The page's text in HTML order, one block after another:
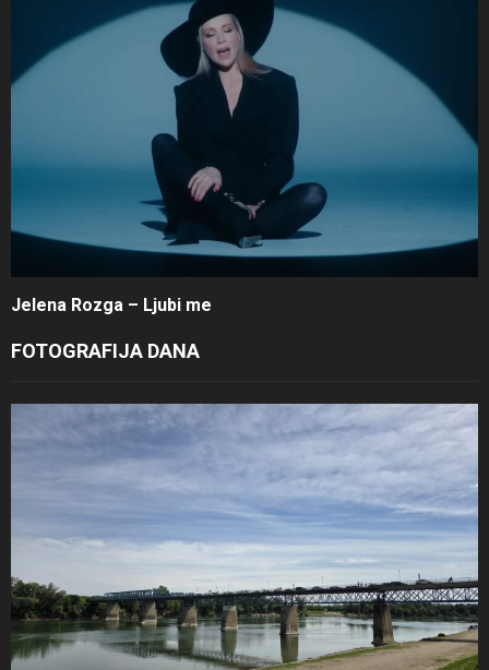
Jelena Rozga – Ljubi me
FOTOGRAFIJA DANA